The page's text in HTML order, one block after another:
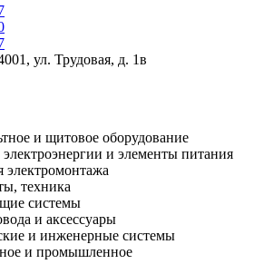
ул. Трудовая, д. 1в
и щитовое оборудование
и элементы питания
электромонтажа
техника
системы
и аксессуары
и инженерные системы
и промышленное